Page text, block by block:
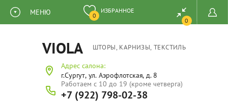
МЕНЮ
0
0
ИЗБРАННОЕ
VIOLA ШТОРЫ, КАРНИЗЫ, ТЕКСТИЛЬ
Адрес салона:
г.Сургут, ул. Аэрофлотская, д. 8
Работаем с 10 до 19 (кроме четверга)
+7 (922) 798-02-38